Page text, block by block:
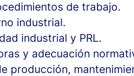
de trabajo.
industrial.
industrial y PRL.
y adecuación
producción,